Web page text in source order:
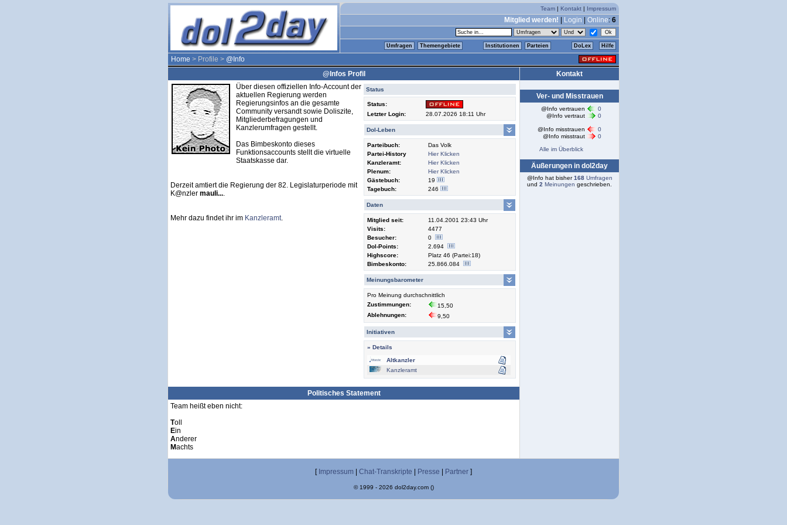
Team | Kontakt | Impressum
Mitglied werden! Login Online: 6
Umfragen Themengebiete Institutionen Parteien DoLex Hilfe
Home > Profile > @Info
@Infos Profil
Status
Status:
Letzter Login:
28.07.2026 18:11 Uhr
Dol-Leben
Parteibuch:
Das Volk
Partei-History
Hier Klicken
Kanzleramt:
Hier Klicken
Plenum:
Hier Klicken
Gästebuch:
19
Tagebuch:
246
Daten
Mitglied seit:
11.04.2001 23:43 Uhr
Visits:
4477
Besucher:
0
Dol-Points:
2.694
Highscore:
Platz 46 (Partei:18)
Bimbeskonto:
25.866.084
Meinungsbarometer
Pro Meinung durchschnittlich
Zustimmungen:
15,50
Ablehnungen:
9,50
Initiativen
» Details
Altkanzler
Kanzleramt
Über diesen offiziellen Info-Account der
aktuellen Regierung werden
Regierungsinfos an die gesamte
Community versandt sowie Doliszite,
Mitgliederbefragungen und
Kanzlerumfragen gestellt.
Das Bimbeskonto dieses
Funktionsaccounts stellt die virtuelle
Staatskasse dar.
Derzeit amtiert die Regierung der 82. Legislaturperiode mit
K@nzler mauli....
Mehr dazu findet ihr im Kanzleramt.
Politisches Statement
Team heißt eben nicht:
Toll
Ein
Anderer
Machts
Kontakt
Ver- und Misstrauen
@Info vertrauen
0
@Info vertraut
0
@Info misstrauen
0
@Info misstraut
0
Alle im Überblick
Äußerungen in dol2day
@Info hat bisher168 Umfragen
und 2 Meinungen geschrieben.
[ Impressum Chat-Transkripte Presse Partner ]
© 1999 - 2026 dol2day.com ()